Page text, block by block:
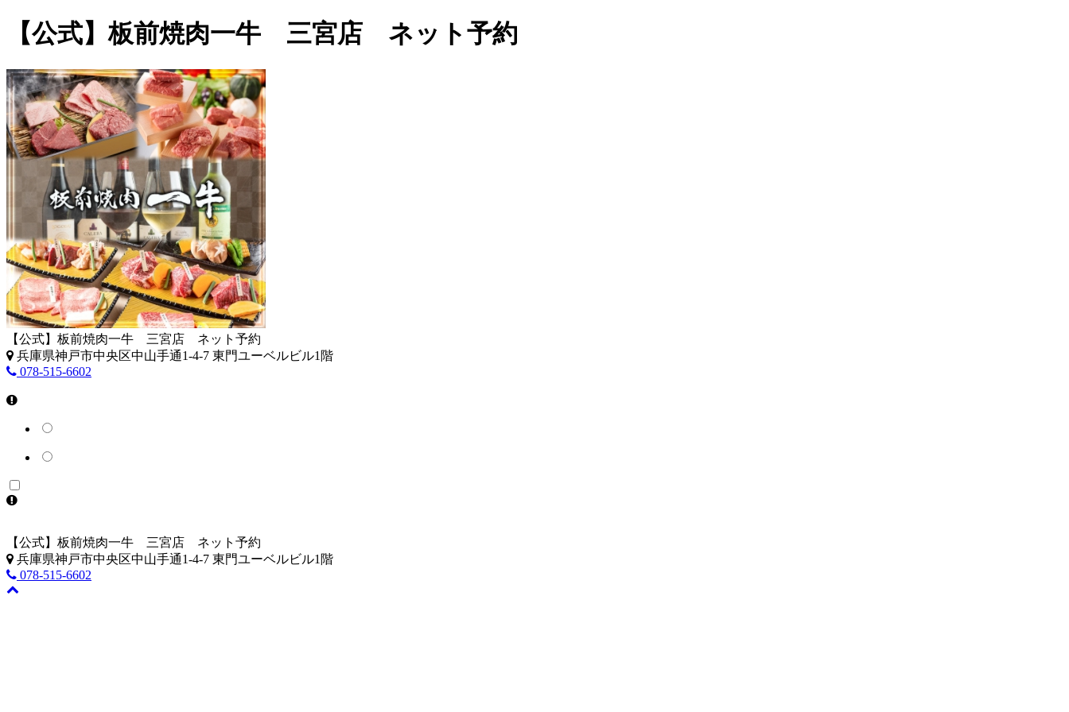
【公式】板前焼肉一牛 三宮店 ネット予約
【公式】板前焼肉一牛 三宮店 ネット予約
兵庫県神戸市中央区中山手通1-4-7 東門ユーベルビル1階
078-515-6602
【公式】板前焼肉一牛 三宮店 ネット予約
兵庫県神戸市中央区中山手通1-4-7 東門ユーベルビル1階
078-515-6602